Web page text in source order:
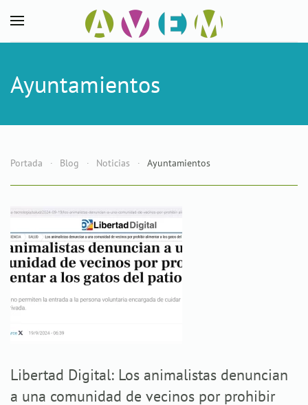
Skip to main content
Ayuntamientos
Portada Blog Noticias Ayuntamientos
Libertad Digital: Los animalistas denuncian
a una comunidad de vecinos por prohibir